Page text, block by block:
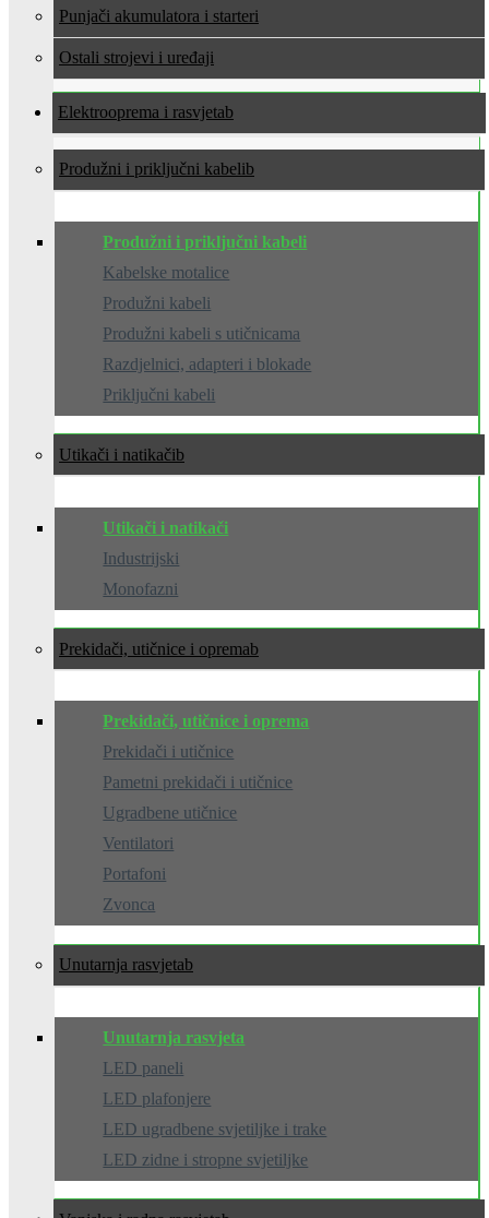
Punjači akumulatora i starteri
Ostali strojevi i uređaji
Elektrooprema i rasvjeta
Produžni i priključni kabeli
Produžni i priključni kabeli
Kabelske motalice
Produžni kabeli
Produžni kabeli s utičnicama
Razdjelnici, adapteri i blokade
Priključni kabeli
Utikači i natikači
Utikači i natikači
Industrijski
Monofazni
Prekidači, utičnice i oprema
Prekidači, utičnice i oprema
Prekidači i utičnice
Pametni prekidači i utičnice
Ugradbene utičnice
Ventilatori
Portafoni
Zvonca
Unutarnja rasvjeta
Unutarnja rasvjeta
LED paneli
LED plafonjere
LED ugradbene svjetiljke i trake
LED zidne i stropne svjetiljke